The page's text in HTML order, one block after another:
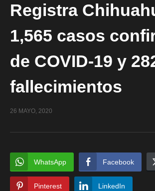
Registra
1,565 casos
de COVID-19 y
fallecimientos
26 MAYO, 2020
WhatsApp Facebook
Pinterest LinkedIn